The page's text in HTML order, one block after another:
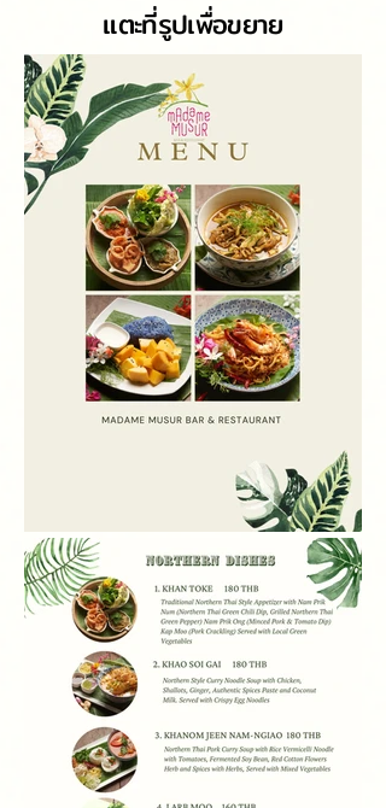
แตะที่รูปเพื่อขยาย